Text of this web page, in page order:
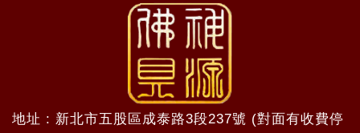
地址 : 新北市五股區成泰路3段237號 (對面有收費停